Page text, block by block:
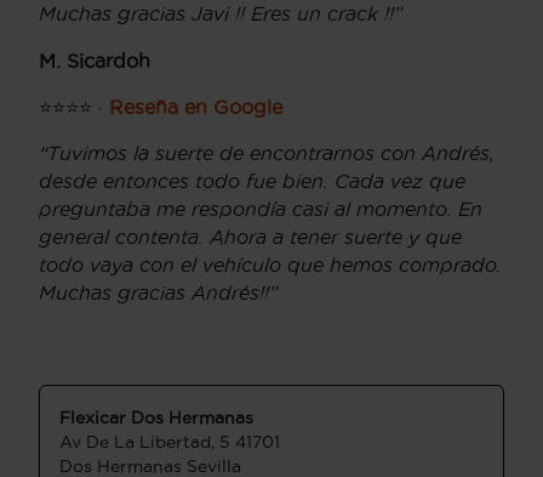
Muchas gracias Javi !! Eres un crack !!”
M. Sicardoh
⭐⭐⭐⭐ · Reseña en Google
“Tuvimos la suerte de encontrarnos con Andrés,
desde entonces todo fue bien. Cada vez que
preguntaba me respondía casi al momento. En
general contenta. Ahora a tener suerte y que
todo vaya con el vehículo que hemos comprado.
Muchas gracias Andrés!!”
Flexicar Dos Hermanas
Av De La Libertad, 5 41701
Dos Hermanas Sevilla